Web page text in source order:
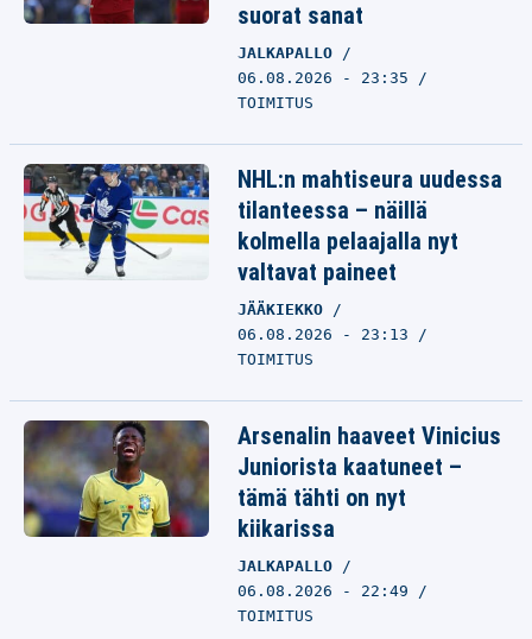
suorat sanat
JALKAPALLO
06.08.2026 - 23:35
TOIMITUS
NHL:n mahtiseura uudessa
tilanteessa – näillä
kolmella pelaajalla nyt
valtavat paineet
JÄÄKIEKKO
06.08.2026 - 23:13
TOIMITUS
Arsenalin haaveet Vinicius
Juniorista kaatuneet –
tämä tähti on nyt
kiikarissa
JALKAPALLO
06.08.2026 - 22:49
TOIMITUS